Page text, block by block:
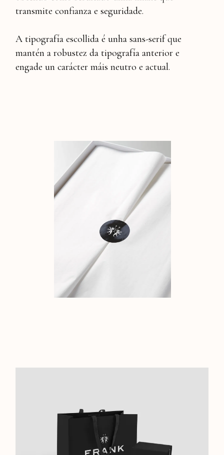
transmite confianza e seguridade.
A tipografía escollida é unha sans-serif que
mantén a robustez da tipografía anterior e
engade un carácter máis neutro e actual.